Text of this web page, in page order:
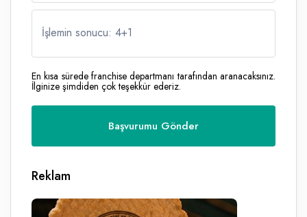
İşlemin sonucu: 4+1
En kısa sürede franchise departmanı tarafından aranacaksınız.
İlginize şimdiden çok teşekkür ederiz.
Reklam